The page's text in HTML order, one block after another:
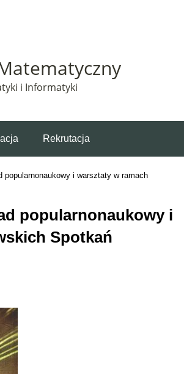
i Informatyki
Rekrutacja
popularnonaukowy i warsztaty w ramach
popularnonaukowy i
Spotkań